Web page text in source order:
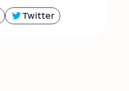
Twitter